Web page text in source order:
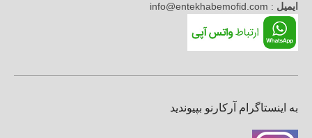
ایمیل : info@entekhabemofid.com
به اینستاگرام آرکارنو بپیوندید